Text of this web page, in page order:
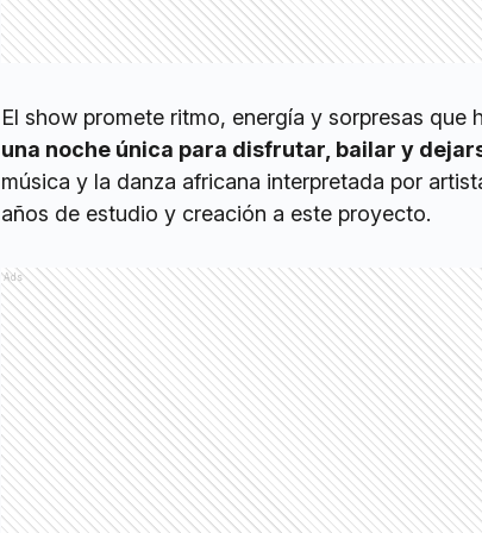
El show promete ritmo, energía y sorpresas que
una noche única para disfrutar, bailar y
música y la danza africana interpretada por
años de estudio y creación a este proyecto.
Ads